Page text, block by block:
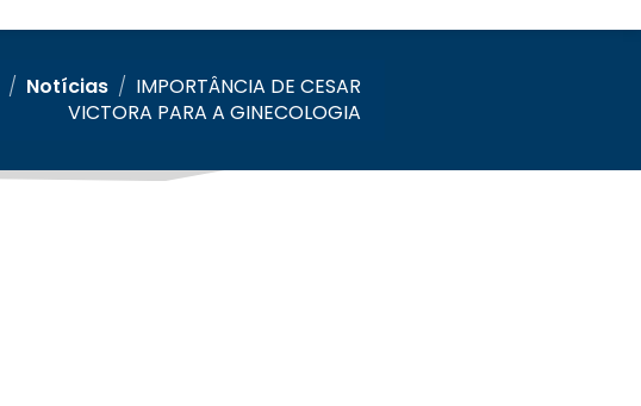
/ Notícias / IMPORTÂNCIA DE CESAR
VICTORA PARA A GINECOLOGIA